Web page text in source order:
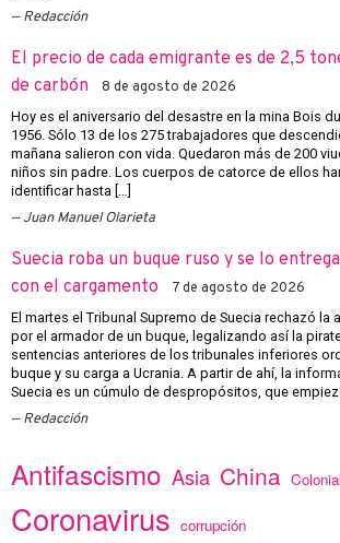
Redacción
El precio de cada emigrante es de 2,5
de carbón
8 de agosto de 2026
Hoy es el aniversario del desastre en la mina Bois
1956. Sólo 13 de los 275 trabajadores que
mañana salieron con vida. Quedaron más de 200
niños sin padre. Los cuerpos de catorce de ellos
identificar hasta […]
Juan Manuel Olarieta
Suecia roba un buque ruso y se lo
con el cargamento
7 de agosto de 2026
El martes el Tribunal Supremo de Suecia rechazó la
por el armador de un buque, legalizando así la
sentencias anteriores de los tribunales inferiores
buque y su carga a Ucrania. A partir de ahí, la
Suecia es un cúmulo de despropósitos, que
Redacción
Antifascismo Asia China
Coronavirus corrupción